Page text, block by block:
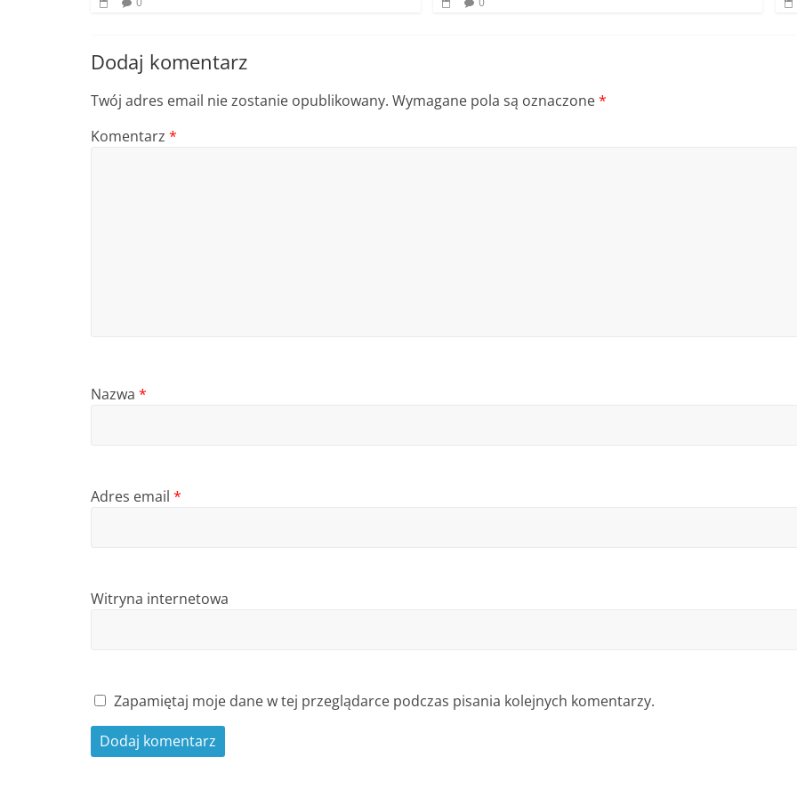
Dodaj komentarz
Twój adres email nie zostanie opublikowany. Wymagane pola są oznaczone*
Komentarz *
Nazwa *
Adres email *
Witryna internetowa
Zapamiętaj moje dane w tej przeglądarce podczas pisania kolejnych komentarzy.